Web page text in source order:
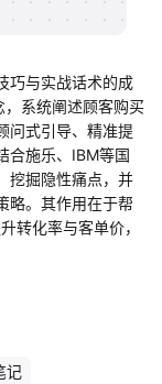
巧与实战话术的成
，系统阐述顾客购买
问式引导、精准提
合施乐、IBM等国
挖掘隐性痛点，并
略。其作用在于帮
转化率与客单价，
记